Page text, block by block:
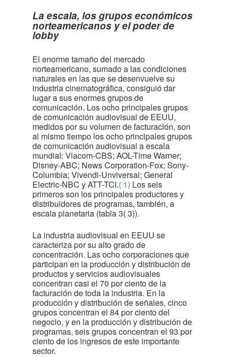
La escala, los grupos económicos
norteamericanos y el poder de
lobby
El enorme tamaño del mercado
norteamericano, sumado a las condiciones
naturales en las que se desenvuelve su
industria cinematográfica, consiguió dar
lugar a sus enormes grupos de
comunicación. Los ocho principales grupos
de comunicación audiovisual de EEUU,
medidos por su volumen de facturación, son
al mismo tiempo los ocho principales grupos
de comunicación audiovisual a escala
mundial: Viacom-CBS; AOL-Time Warner;
Disney-ABC; News Corporation-Fox; Sony-
Columbia; Vivendi-Unviversal; General
Electric-NBC y ATT-TCI.( 1) Los seis
primeros son los principales productores y
distribuidores de programas, también, a
escala planetaria (tabla 3( 3)).
La industria audiovisual en EEUU se
caracteriza por su alto grado de
concentración. Las ocho corporaciones que
participan en la producción y distribución de
productos y servicios audiovisuales
concentran casi el 70 por ciento de la
facturación de toda la industria. En la
producción y distribución de señales, cinco
grupos concentran el 84 por ciento del
negocio, y en la producción y distribución de
programas, seis grupos concentran el 93 por
ciento de los ingresos de este importante
sector.